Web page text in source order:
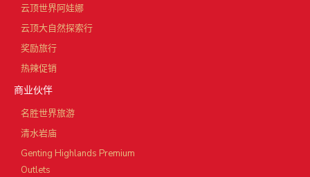
云顶世界阿娃娜
云顶大自然探索行
奖励旅行
热辣促销
商业伙伴
名胜世界旅游
清水岩庙
Genting Highlands Premium
Outlets